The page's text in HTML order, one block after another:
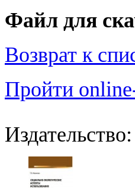
Файл для
Возврат к
Пройти
Издательство: